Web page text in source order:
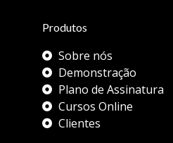
Produtos
Sobre nós
Demonstração
Plano de Assinatura
Cursos Online
Clientes